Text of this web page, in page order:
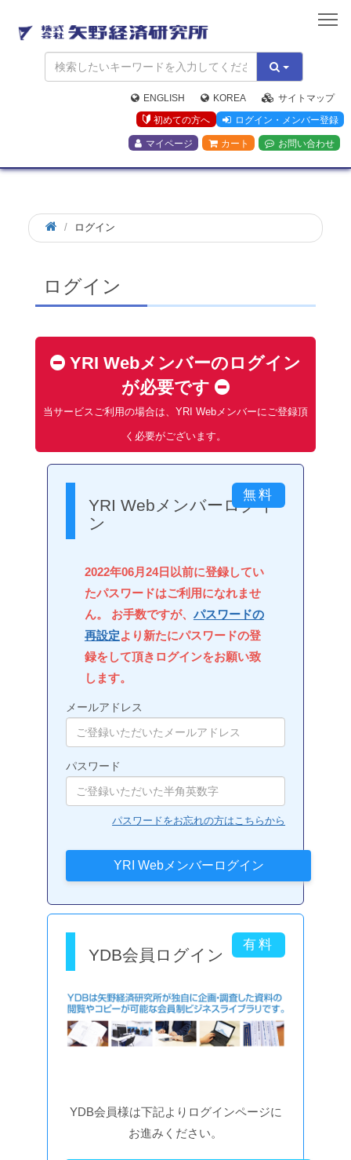
矢
野
経
済
研
究
所
ENGLISH KOREA
サイトマップ
初めての方へ
ログイン・メンバー登録
マイページ カート お問い合わせ
ログイン
ログイン
YRI Webメンバーのログイン
が必要です
当サービスご利用の場合は、YRI Webメンバーにご登録頂
く必要がございます。
YRI Webメンバーログイ
ン
2022年06月24日以前に登録してい
たパスワードはご利用になれませ
ん。 お手数ですが、 パスワードの
再設定より新たにパスワードの登
録をして頂きログインをお願い致
します。
メールアドレス
パスワード
パスワードをお忘れの方はこちらから
YDB会員ログイン
YDB会員様は下記よりログインページに
お進みください。